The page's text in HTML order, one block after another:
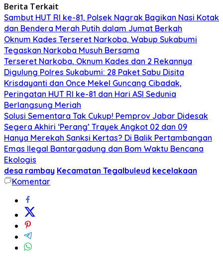
Berita Terkait
Sambut HUT RI ke-81, Polsek Nagrak Bagikan Nasi Kotak
dan Bendera Merah Putih dalam Jumat Berkah
Oknum Kades Terseret Narkoba, Wabup Sukabumi
Tegaskan Narkoba Musuh Bersama
Terseret Narkoba, Oknum Kades dan 2 Rekannya
Digulung Polres Sukabumi: 28 Paket Sabu Disita
Krisdayanti dan Once Mekel Guncang Cibadak,
Peringatan HUT RI ke-81 dan Hari ASI Sedunia
Berlangsung Meriah
Solusi Sementara Tak Cukup! Pemprov Jabar Didesak
Segera Akhiri ‘Perang’ Trayek Angkot 02 dan 09
Hanya Merekah Sanksi Kertas? Di Balik Pertambangan
Emas Ilegal Bantargadung dan Bom Waktu Bencana
Ekologis
desa rambay Kecamatan Tegalbuleud kecelakaan
Komentar